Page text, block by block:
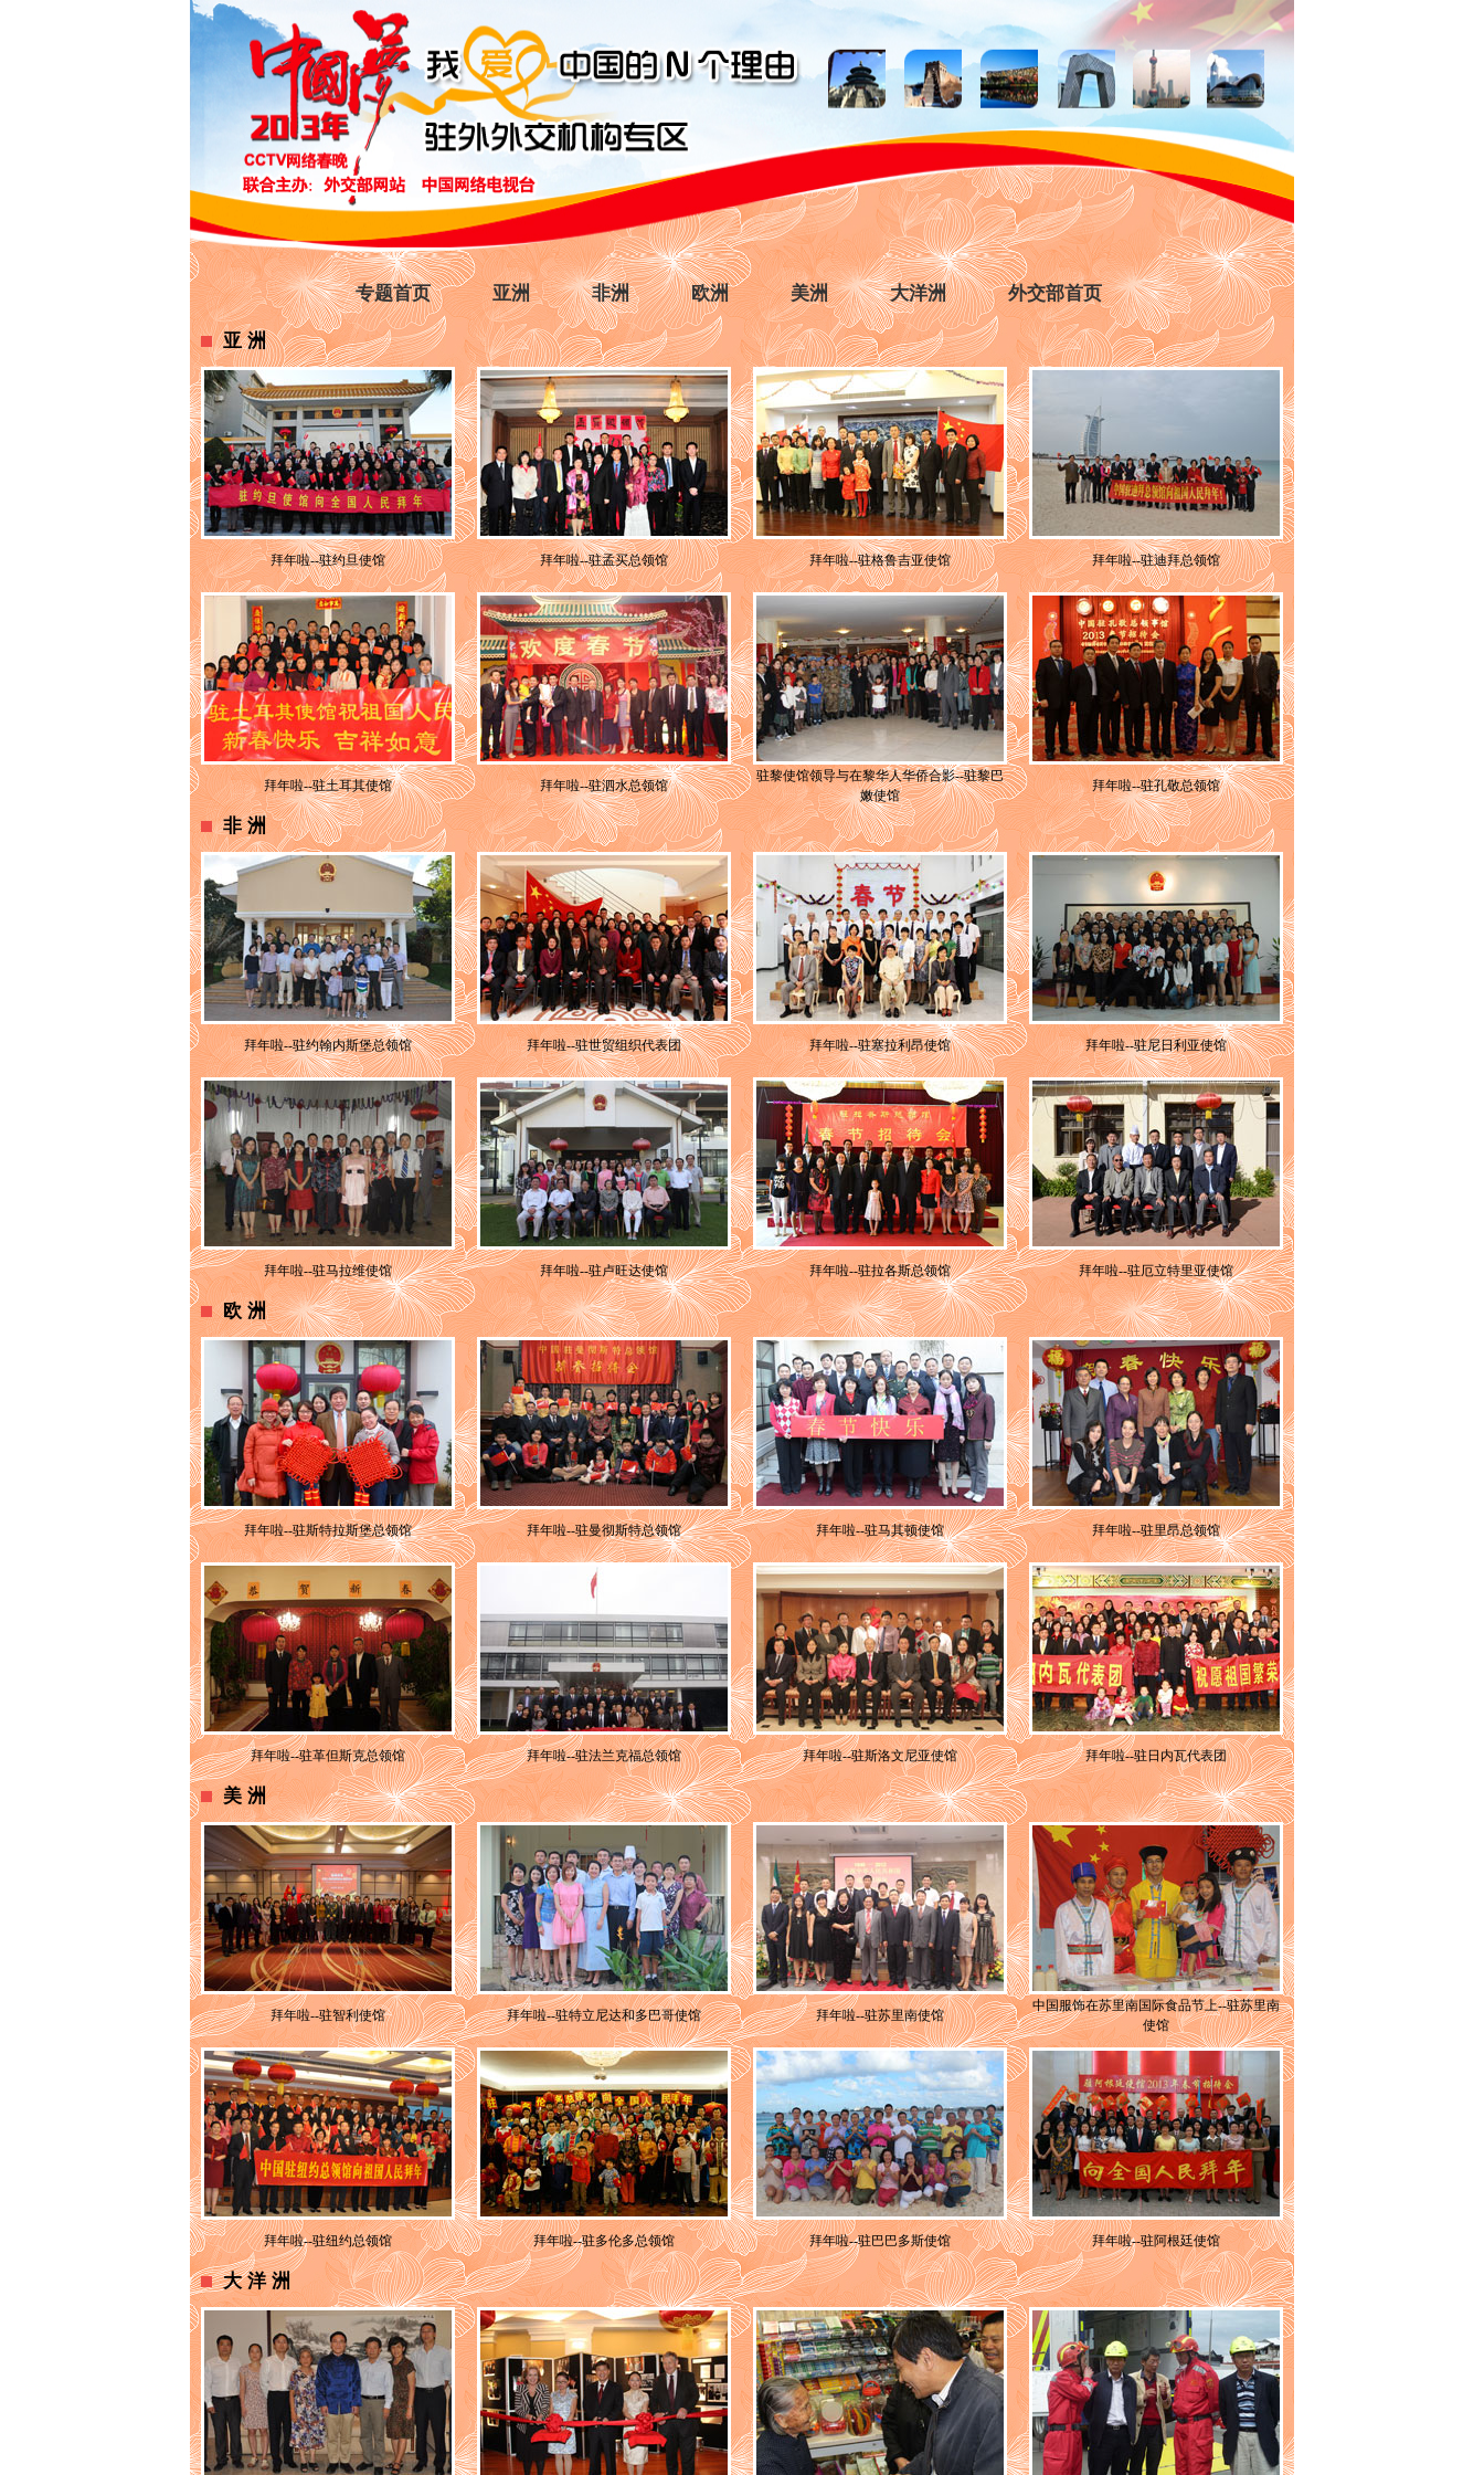
专题首页 亚洲 非洲 欧洲 美洲 大洋洲 外交部首页
亚洲
拜年啦--驻约旦使馆 拜年啦--驻孟买总领馆 拜年啦--驻格鲁吉亚使馆 拜年啦--驻迪拜总领馆
拜年啦--驻土耳其使馆 拜年啦--驻泗水总领馆
驻黎使馆领导与在黎华人华侨合影--驻黎巴
嫩使馆
拜年啦--驻孔敬总领馆
非洲
拜年啦--驻约翰内斯堡总领馆 拜年啦--驻世贸组织代表团 拜年啦--驻塞拉利昂使馆 拜年啦--驻尼日利亚使馆
拜年啦--驻马拉维使馆 拜年啦--驻卢旺达使馆 拜年啦--驻拉各斯总领馆 拜年啦--驻厄立特里亚使馆
欧洲
拜年啦--驻斯特拉斯堡总领馆 拜年啦--驻曼彻斯特总领馆 拜年啦--驻马其顿使馆 拜年啦--驻里昂总领馆
拜年啦--驻革但斯克总领馆 拜年啦--驻法兰克福总领馆 拜年啦--驻斯洛文尼亚使馆 拜年啦--驻日内瓦代表团
美洲
拜年啦--驻智利使馆 拜年啦--驻特立尼达和多巴哥使馆 拜年啦--驻苏里南使馆
中国服饰在苏里南国际食品节上--驻苏里南
使馆
拜年啦--驻纽约总领馆 拜年啦--驻多伦多总领馆 拜年啦--驻巴巴多斯使馆 拜年啦--驻阿根廷使馆
大洋洲